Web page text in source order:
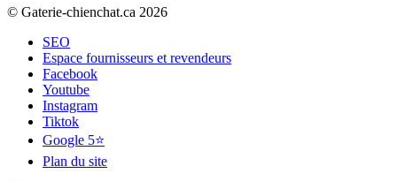
© Gaterie-chienchat.ca 2026
SEO
Espace fournisseurs et revendeurs
Facebook
Youtube
Instagram
Tiktok
Google 5⭐
Plan du site